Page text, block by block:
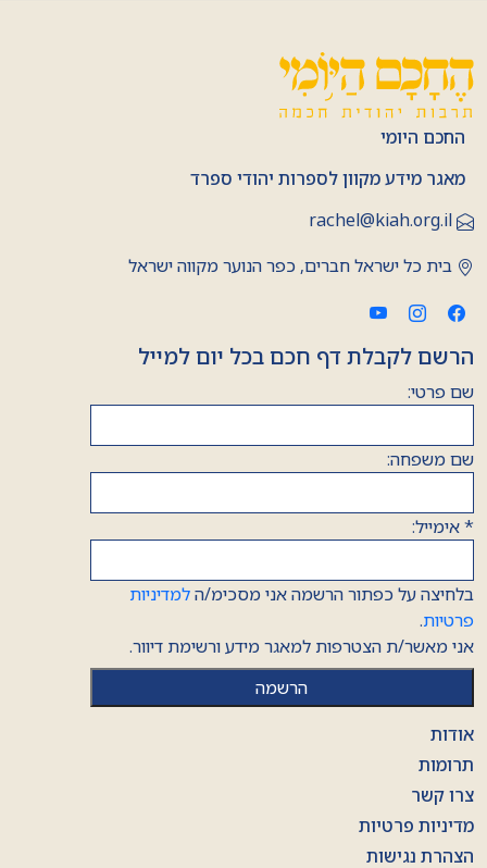
החכם היומי
מאגר מידע מקוון לספרות יהודי ספרד
rachel@kiah.org.il
בית כל ישראל חברים, כפר הנוער מקווה ישראל
הרשם לקבלת דף חכם בכל יום למייל
שם פרטי:
שם משפחה:
*אימייל:
בלחיצה על כפתור הרשמה אני מסכימ/הלמדיניות
פרטיות.
אני מאשר/ת הצטרפות למאגר מידע ורשימת דיוור.
אודות
תרומות
צרו קשר
מדיניות פרטיות
הצהרת נגישות